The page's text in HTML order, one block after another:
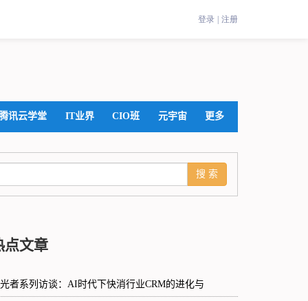
讯云学堂 IT业界 CIO班 元宇宙 更多
点文章
者系列访谈：AI时代下快消行业CRM的进化与